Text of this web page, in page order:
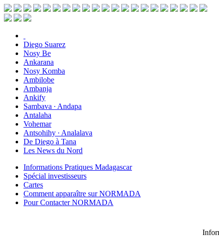
Diego Suarez
Nosy Be
Ankarana
Nosy Komba
Ambilobe
Ambanja
Ankify
Sambava ∙ Andapa
Antalaha
Vohemar
Antsohihy ∙ Analalava
De Diego à Tana
Les News du Nord
Informations Pratiques Madagascar
Spécial investisseurs
Cartes
Comment apparaître sur NORMADA
Pour Contacter NORMADA